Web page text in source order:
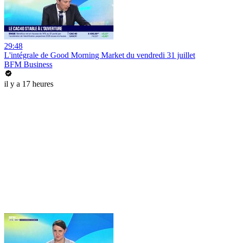
29:48
L'intégrale de Good Morning Market du vendredi 31 juillet
BFM Business
il y a 17 heures